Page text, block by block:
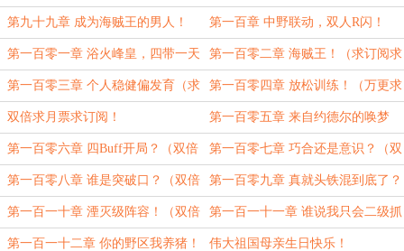
阅求月票） 阅求月票）
第九十九章 成为海贼王的男人！
（大章，万更求订阅求月票！）
第一百章 中野联动，双人R闪！
（大章求订阅求月票）
第一百零一章 浴火峰皇，四带一天
雷闪！（大章，万更求订阅求月
票！）
第一百零二章 海贼王！（求订阅求
月票）
第一百零三章 个人稳健偏发育（求
订阅求月票）
第一百零四章 放松训练！（万更求
订阅求月票）
双倍求月票求订阅！ 第一百零五章 来自约德尔的唤梦
者！（大章双倍求月票求订阅）
第一百零六章 四Buff开局？（双倍
求月票求订阅）
第一百零七章 巧合还是意识？（双
倍求月票求订阅）
第一百零八章 谁是突破口？（双倍
求月票求订阅）
第一百零九章 真就头铁混到底了？
（大章双倍求月票求订阅！）
第一百一十章 湮灭级阵容！（双倍
求订阅求月票）
第一百一十一章 谁说我只会二级抓
下？（双倍求月票求订阅）
第一百一十二章 你的野区我养猪！ 伟大祖国母亲生日快乐！